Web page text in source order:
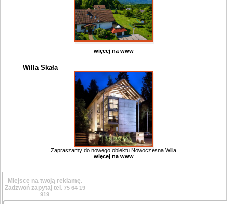
więcej na www
Willa Skała
Zapraszamy do nowego obiektu Nowoczesna Willa
więcej na www
Miejsce na twoją reklamę.
Zadzwoń zapytaj tel. 75 64 19
919